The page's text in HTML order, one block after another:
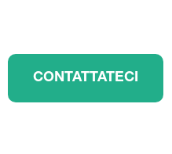
CONTATTATECI